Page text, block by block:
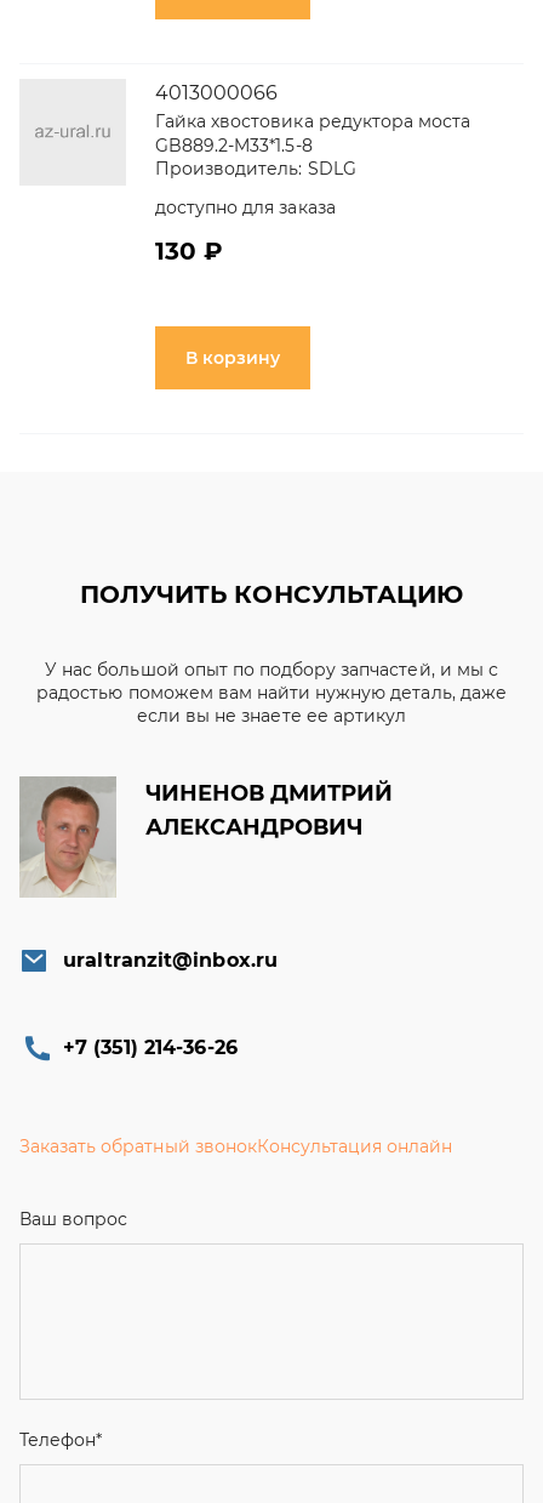
4013000066
Гайка хвостовика редуктора моста
GB889.2-M33*1.5-8
Производитель: SDLG
доступно для заказа
130 ₽
В корзину
ПОЛУЧИТЬ КОНСУЛЬТАЦИЮ
У нас большой опыт по подбору запчастей, и мы с
радостью поможем вам найти нужную деталь, даже
если вы не знаете ее артикул
ЧИНЕНОВ ДМИТРИЙ
АЛЕКСАНДРОВИЧ
uraltranzit@inbox.ru
+7 (351) 214-36-26
Заказать обратный звонокКонсультация онлайн
Ваш вопрос